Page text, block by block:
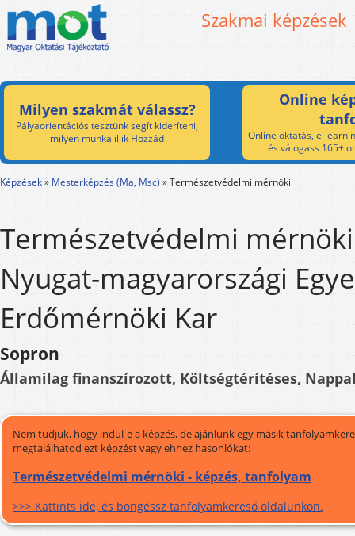
Szakmai képzések
Milyen szakmát válassz?
Pályaorientációs tesztünk segít kideríteni,
milyen munka illik Hozzád
Online
Online oktatás, e-
és válogass 165+
Képzések» Mesterképzés (Ma, Msc) »Természetvédelmi mérnöki
Természetvédelmi
Nyugat-magyarországi
Erdőmérnöki Kar
Sopron
Államilag finanszírozott, Költségtérítéses,
Nem tudjuk, hogy indul-e a képzés, de ajánlunk egy másik
megtalálhatod ezt képzést vagy ehhez hasonlókat:
Természetvédelmi mérnöki - képzés, tanfolyam
>>> Kattints ide, és böngéssz tanfolyamkereső oldalunkon.